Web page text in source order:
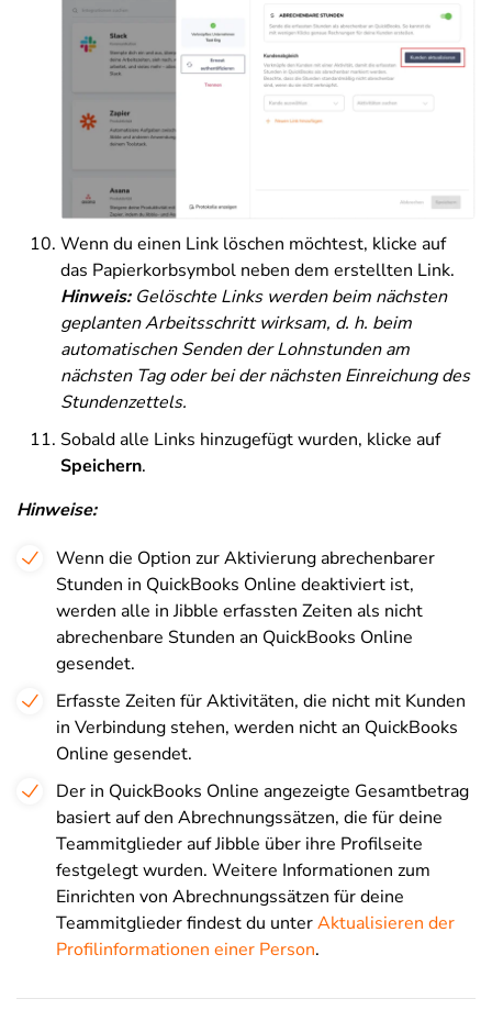
Wenn du einen Link löschen möchtest, klicke auf
das Papierkorbsymbol neben dem erstellten Link.
Hinweis: Gelöschte Links werden beim nächsten
geplanten Arbeitsschritt wirksam, d. h. beim
automatischen Senden der Lohnstunden am
nächsten Tag oder bei der nächsten Einreichung des
Stundenzettels.
Sobald alle Links hinzugefügt wurden, klicke auf
Speichern.
Hinweise:
Wenn die Option zur Aktivierung abrechenbarer
Stunden in QuickBooks Online deaktiviert ist,
werden alle in Jibble erfassten Zeiten als nicht
abrechenbare Stunden an QuickBooks Online
gesendet.
Erfasste Zeiten für Aktivitäten, die nicht mit Kunden
in Verbindung stehen, werden nicht an QuickBooks
Online gesendet.
Der in QuickBooks Online angezeigte Gesamtbetrag
basiert auf den Abrechnungssätzen, die für deine
Teammitglieder auf Jibble über ihre Profilseite
festgelegt wurden. Weitere Informationen zum
Einrichten von Abrechnungssätzen für deine
Teammitglieder findest du unterAktualisieren der
Profilinformationen einer Person.